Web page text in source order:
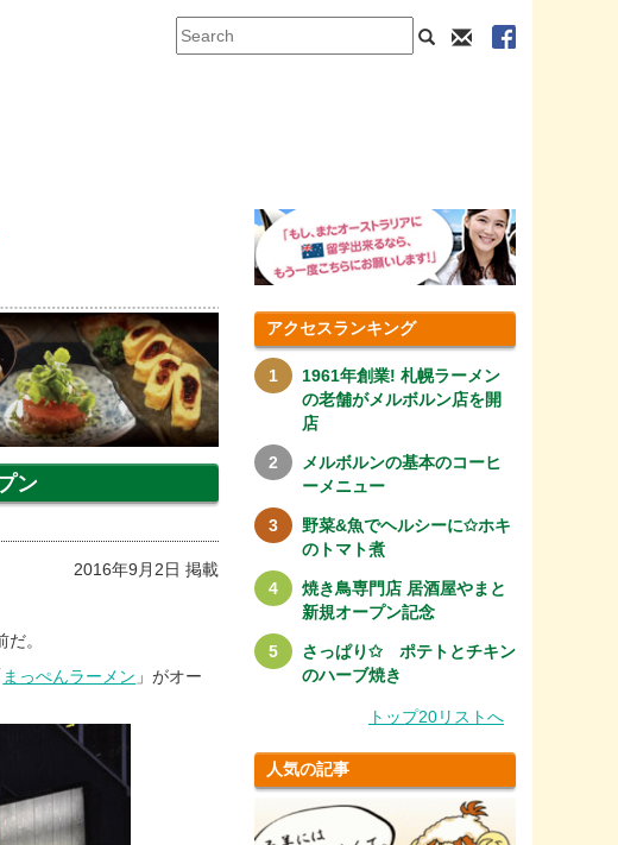
ン
2016年9月2日 掲載
。
まっぺんラーメン 」がオー
アクセスランキング
1961年創業! 札幌ラーメン
の老舗がメルボルン店を開
店
メルボルンの基本のコーヒ
ーメニュー
野菜&魚でヘルシーに✩ホキ
のトマト煮
焼き鳥専門店 居酒屋やまと
新規オープン記念
さっぱり✩ ポテトとチキン
のハーブ焼き
トップ20リストへ
人気の記事